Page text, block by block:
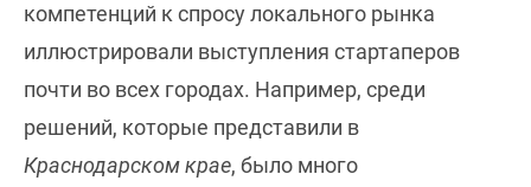
компетенций к спросу локального рынка
иллюстрировали выступления стартаперов
почти во всех городах. Например, среди
решений, которые представили в
Краснодарском крае, было много